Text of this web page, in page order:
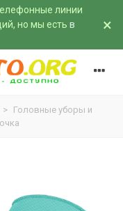
линии
но мы есть в
×
> Головные уборы и